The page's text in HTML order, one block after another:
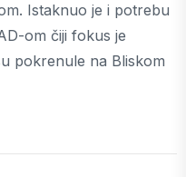
Istaknuo je i potrebu
om čiji fokus je
pokrenule na Bliskom